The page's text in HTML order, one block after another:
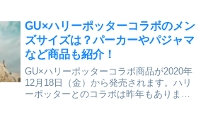
も評判です！今年のアドベントカレンダ
ーはお菓子だけ...
GU×ハリーポッターコラボのメン
ズサイズは？パーカーやパジャマ
など商品も紹介！
GU×ハリーポッターコラボ商品が2020年
12月18日（金）から発売されます。ハリ
ーポッターとのコラボは昨年もありまし